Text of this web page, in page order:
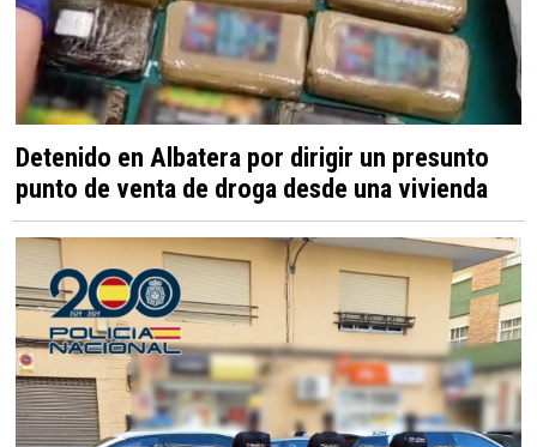
Detenido en Albatera por dirigir un presunto
punto de venta de droga desde una vivienda